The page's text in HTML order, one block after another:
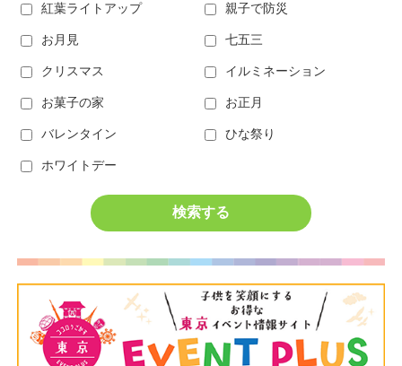
紅葉ライトアップ 親子で防災
お月見 七五三
クリスマス イルミネーション
お菓子の家 お正月
バレンタイン ひな祭り
ホワイトデー